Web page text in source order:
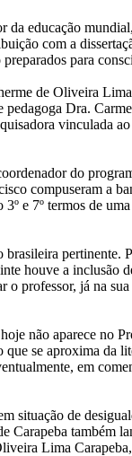
educação
com a
para
de Oliveira
Dra.
vinculada
do
compuseram a
e 7º termos de
houve a
o professor, já na
não aparece
se aproxima da
em
situação de
também
Lima